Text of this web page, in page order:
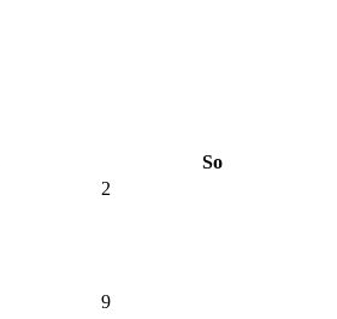
So
2
9